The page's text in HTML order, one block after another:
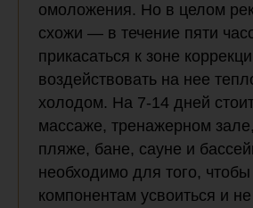
омоложения. Но в целом
схожи — в течение пяти
прикасаться к зоне
воздействовать на нее
холодом. На 7-14 дней
массаже, тренажерном
пляже, бане, сауне и
необходимо для того, чтобы
компонентам усвоиться и